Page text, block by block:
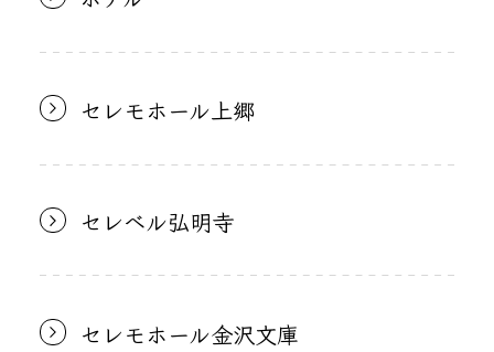
セレモホール上郷
セレベル弘明寺
セレモホール金沢文庫